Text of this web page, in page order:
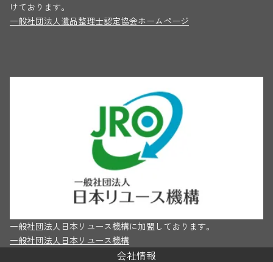
けております。
一般社団法人遺品整理士認定協会ホームページ
一般社団法人日本リユース機構に加盟しております。
一般社団法人日本リユース機構
会社情報